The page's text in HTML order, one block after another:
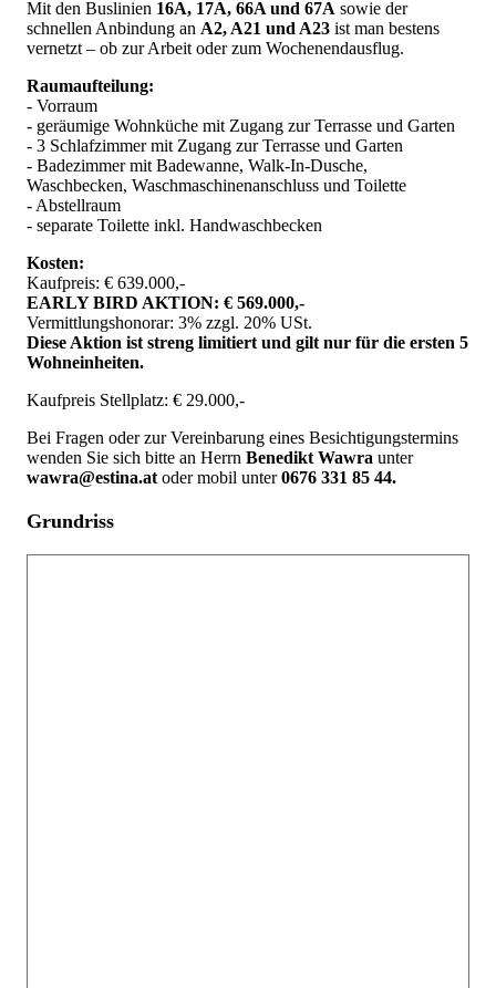
Mit den Buslinien 16A, 17A, 66A und 67A sowie der
schnellen Anbindung an A2, A21 und A23 ist man bestens
vernetzt – ob zur Arbeit oder zum Wochenendausflug.
Raumaufteilung:
- Vorraum
- geräumige Wohnküche mit Zugang zur Terrasse und Garten
- 3 Schlafzimmer mit Zugang zur Terrasse und Garten
- Badezimmer mit Badewanne, Walk-In-Dusche,
Waschbecken, Waschmaschinenanschluss und Toilette
- Abstellraum
- separate Toilette inkl. Handwaschbecken
Kosten:
Kaufpreis: € 639.000,-
EARLY BIRD AKTION: € 569.000,-
Vermittlungshonorar: 3% zzgl. 20% USt.
Diese Aktion ist streng limitiert und gilt nur für die ersten 5
Wohneinheiten.
Kaufpreis Stellplatz: € 29.000,-
Bei Fragen oder zur Vereinbarung eines Besichtigungstermins
wenden Sie sich bitte an Herrn Benedikt Wawra unter
wawra@estina.at oder mobil unter0676 331 85 44.
Grundriss